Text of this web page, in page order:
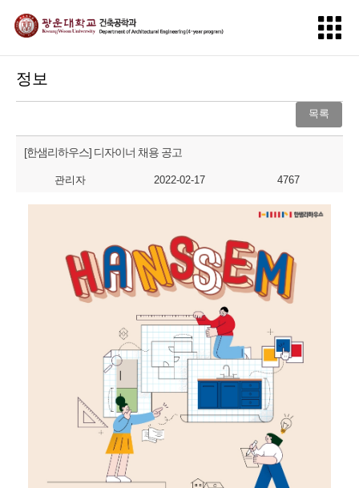
정보
목록
[한샘리하우스] 디자이너 채용 공고
관리자 2022-02-17 4767